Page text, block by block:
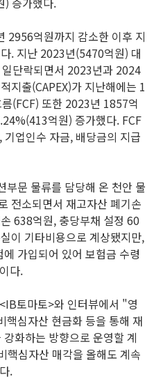
2956억원까지 감소한 이후 지
. 지난 2023년(5470억원) 대
단락되면서 2023년과 2024
지출(CAPEX)가 지난해에는 1
(FCF) 또한 2023년 1857억
억원) 증가했다. FCF
업인수 자금, 배당금의 지급
부문 물류를 담당해 온 천안 물
전소되면서 재고자산 폐기손
638억원, 충당부채 설정 60
이 기타비용으로 계상됐지만,
가입되어 있어 보험금 수령
다.
토마토>와 인터뷰에서 "영
핵심자산 현금화 등을 통해 재
화하는 방향으로 운영할 계
심자산 매각을 올해도 계속
.